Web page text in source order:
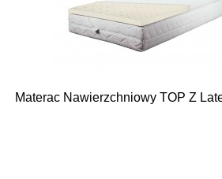
Materac Nawierzchniowy TOP Z